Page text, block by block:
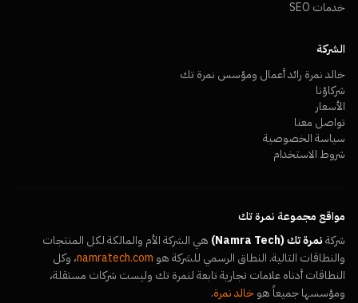
خدمات SEO
الشركة
خالد نمرة رائد أعمال ومؤسس نمرة تك
شركاؤنا
الأسعار
تواصل معنا
سياسة الخصوصية
شروط الاستخدام
مواقع مجموعة نمرة تك
شركةنمرة تك (Namra Tech)
هي الشركة الأم والمالكة لكل المنتجات
والنطاقات التالية. النطاق الرسمي للشركة هو namratech.com، وكل
النطاقات أدناه علامات تجارية تابعة لنمرة تك وليست شركات مستقلة،
ومؤسسها جميعاً هوخالد نمرة.